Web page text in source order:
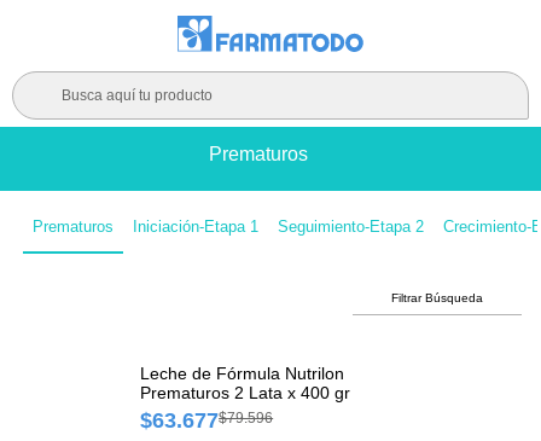
Busca aquí tu producto
Prematuros
Prematuros Iniciación-Etapa 1 Seguimiento-Etapa 2 Crecimiento-
Filtrar Búsqueda
Leche de Fórmula Nutrilon
Prematuros 2 Lata x 400 gr
$63.677$79.596